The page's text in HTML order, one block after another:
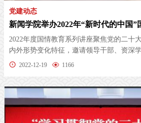
党建动态
新闻学院举办2022年“新时代的中国”
2022年度国情教育系列讲座聚焦党的二十
内外形势变化特征，邀请领导干部、资深
生思想引...
2022-12-19 1166